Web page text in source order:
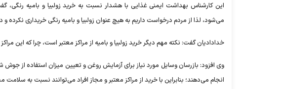
این کارشناس بهداشت ایمنی غذایی با هشدار نسبت به خرید زولبیا و بامیه رنگی،
می‌شود، لذا از مردم درخواست داریم به هیچ عنوان زولبیا و بامیه رنگی خریداری نکرده و در صورت
خدادادیان گفت: نکته مهم دیگر خرید زولبیا و بامیه از مراکز معتبر است، چرا که این
وی افزود: بازرسان وسایل مورد نیاز برای آزمایش روغن و تعیین میزان استفاده از جوش
انجام می‌دهند؛ بنابراین با خرید از مراکز معتبر و مجاز افراد می‌توانند نسبت به